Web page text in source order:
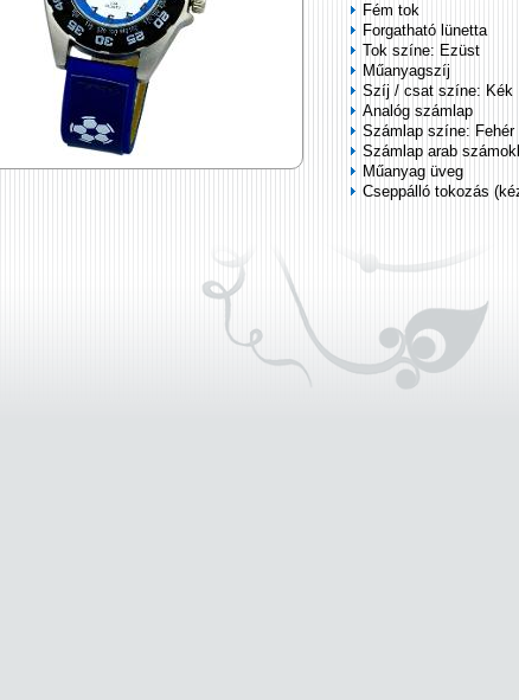
Fém tok
Forgatható lünetta
Tok színe: Ezüst
Műanyagszíj
Szíj / csat színe: Kék
Analóg számlap
Számlap színe: Fehér
Számlap arab
Műanyag üveg
Cseppálló tokozás